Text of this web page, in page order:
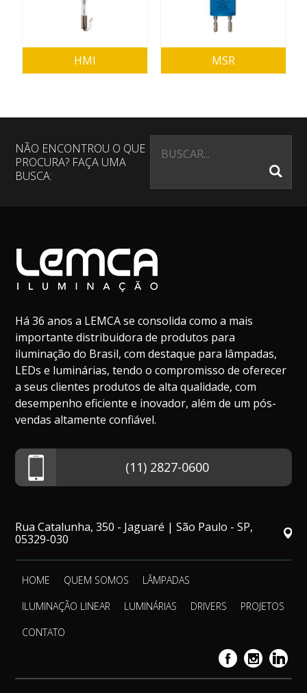
HMI MSR
NÃO ENCONTROU O QUE
PROCURA? FAÇA UMA
BUSCA:
Há 36 anos a LEMCA se consolida como a mais
importante distribuidora de produtos para
iluminação do Brasil, com destaque para lâmpadas,
LEDs e luminárias, tendo o compromisso de oferecer
a seus clientes produtos de alta qualidade, com
desempenho eficiente e inovador, além de um pós-
vendas altamente confiável.
(11) 2827-0600
Rua Catalunha, 350 - Jaguaré | São Paulo - SP,
05329-030
HOME QUEM SOMOS
LÂMPADAS
ILUMINAÇÃO LINEAR
LUMINÁRIAS DRIVERS
PROJETOS
CONTATO